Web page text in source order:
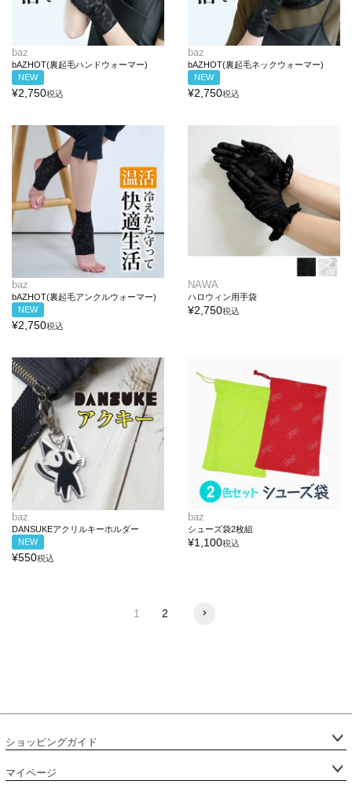
baz
bAZHOT(裏起毛ハンドウォーマー)
NEW
¥2,750税込
baz
bAZHOT(裏起毛ネックウォーマー)
NEW
¥2,750税込
baz
bAZHOT(裏起毛アンクルウォーマー)
NEW
¥2,750税込
NAWA
ハロウィン用手袋
¥2,750税込
baz
DANSUKEアクリルキーホルダー
NEW
¥550税込
baz
シューズ袋2枚組
¥1,100税込
1 2
ショッピングガイド
マイページ